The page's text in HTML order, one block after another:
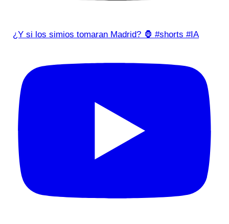
¿Y si los simios tomaran Madrid? 🦍 #shorts #IA